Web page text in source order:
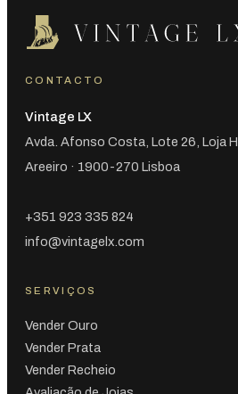
CONTACTO
Vintage LX
Avda. Afonso Costa, Lote 26, Loja H
Areeiro · 1900-270 Lisboa
+351 923 335 824
info@vintagelx.com
SERVIÇOS
Vender Ouro
Vender Prata
Vender Recheio